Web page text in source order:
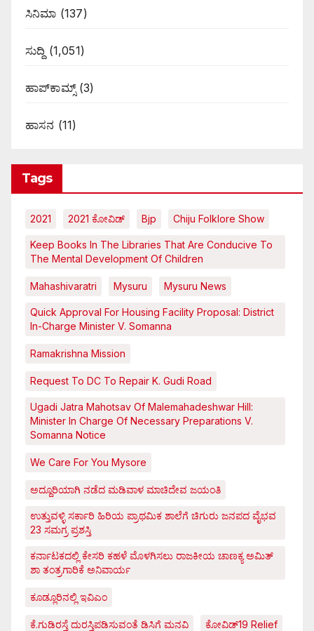
ಸಿನಿಮಾ (137)
ಸುದ್ದಿ (1,051)
ಹಾಪ್‌ಕಾಮ್ಸ್‌(3)
ಹಾಸನ (11)
Tags
2021 2021 ಕೋವಿಡ್‌ Bjp Chiju Folklore Show
Keep Books In The Libraries That Are Conducive To
The Mental Development Of Children
Mahashivaratri Mysuru Mysuru News
Quick Approval For Housing Facility Proposal: District
In-Charge Minister V. Somanna
Ramakrishna Mission
Request To DC To Repair K. Gudi Road
Ugadi Jatra Mahotsav Of Malemahadeshwar Hill:
Minister In Charge Of Necessary Preparations V.
Somanna Notice
We Care For You Mysore
ಅದ್ದೂರಿಯಾಗಿ ನಡೆದ ಮಡಿವಾಳ ಮಾಚಿದೇವ ಜಯಂತಿ
ಉತ್ತುವಳ್ಳಿ ಸರ್ಕಾರಿ ಹಿರಿಯ ಪ್ರಾಥಮಿಕ ಶಾಲೆಗೆ ಚಿಗುರು ಜನಪದ ವೈಭವ
23 ಸಮಗ್ರ ಪ್ರಶಸ್ತಿ
ಕರ್ನಾಟಕದಲ್ಲಿ ಕೇಸರಿ ಕಹಳೆ ಮೊಳಗಿಸಲು ರಾಜಕೀಯ ಚಾಣಕ್ಯ ಅಮಿತ್
ಶಾ ತಂತ್ರಗಾರಿಕೆ ಅನಿವಾರ್ಯ
ಕೂಡ್ಲೂರಿನಲ್ಲಿ ಇವಿಎಂ
ಕೆ.ಗುಡಿರಸ್ತೆ ದುರಸ್ತಿಪಡಿಸುವಂತೆ ಡಿಸಿಗೆ ಮನವಿ ಕೋವಿಡ್‌19 Relief